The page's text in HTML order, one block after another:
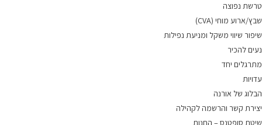
טרשת נפוצה
שבץ/ארוע מוחי (CVA)
שיפור שיווי משקל ומניעת נפילות
נעים להכיר
מתרגלים יחד
עדויות
הבלוג של אורנה
יצירת קשר והרשמה לקהילה
שיטת סופטנס – החנות